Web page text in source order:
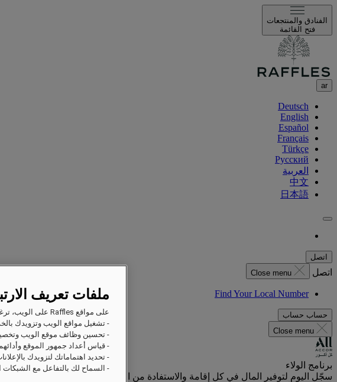
الفنادق والمنتجعات
فتح القائمة
ar
Deutsch
English
Español
Français
Türkçe
Русский
العربية
中文
日本語
اتصل
اتصل Close menu
Find Your Local Number
حساب حساب
Close menu
برنامج الولاء
سجّل اليوم لتوفير المال في كل إقامة والاستفادة من المزايا الحصرية.
ملفات تعريف
على مواقع Raffles على الويب، ترغب Accor وشركاؤها في تخزين المعلومات أو استردادها على جهازك من أجل:
- تشغيل مواقع الويب وتزويدك
- تحسين وظائف موقع الويب
- قياس أعداد جمهور الموقع
- تحديد اهتماماتك لتزويدك
- السماح لك بالتفاعل مع الشبكات